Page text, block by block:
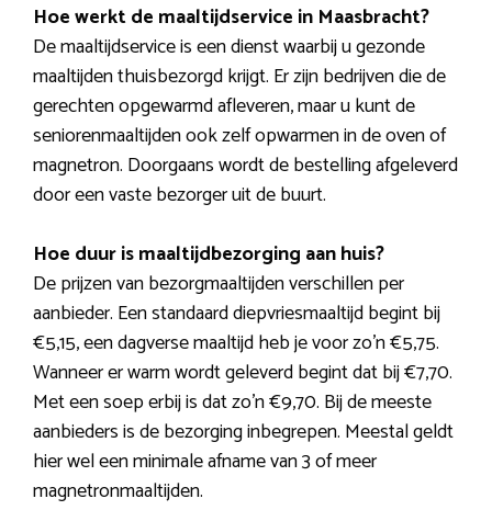
Hoe werkt de maaltijdservice in Maasbracht?
De maaltijdservice is een dienst waarbij u gezonde
maaltijden thuisbezorgd krijgt. Er zijn bedrijven die de
gerechten opgewarmd afleveren, maar u kunt de
seniorenmaaltijden ook zelf opwarmen in de oven of
magnetron. Doorgaans wordt de bestelling afgeleverd
door een vaste bezorger uit de buurt.
Hoe duur is maaltijdbezorging aan huis?
De prijzen van bezorgmaaltijden verschillen per
aanbieder. Een standaard diepvriesmaaltijd begint bij
€5,15, een dagverse maaltijd heb je voor zo’n €5,75.
Wanneer er warm wordt geleverd begint dat bij €7,70.
Met een soep erbij is dat zo’n €9,70. Bij de meeste
aanbieders is de bezorging inbegrepen. Meestal geldt
hier wel een minimale afname van 3 of meer
magnetronmaaltijden.